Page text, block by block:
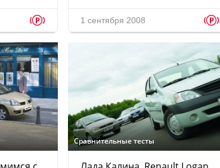
p 1 сентября 2008 p
Сравнительные тесты